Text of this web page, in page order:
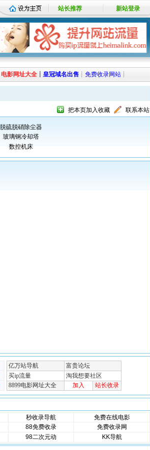
站长推荐 新站登录
电影网址大全 ┊ 皇冠域名出售 ┊ 免费收录网站 ┊
把本页加入收藏 联系本站
脱硫脱硝除尘器
玻璃钢冷却塔
数控机床
秒收录导航
免费在线电影
88免费收录
免费收录网
98二次元动 KK导航